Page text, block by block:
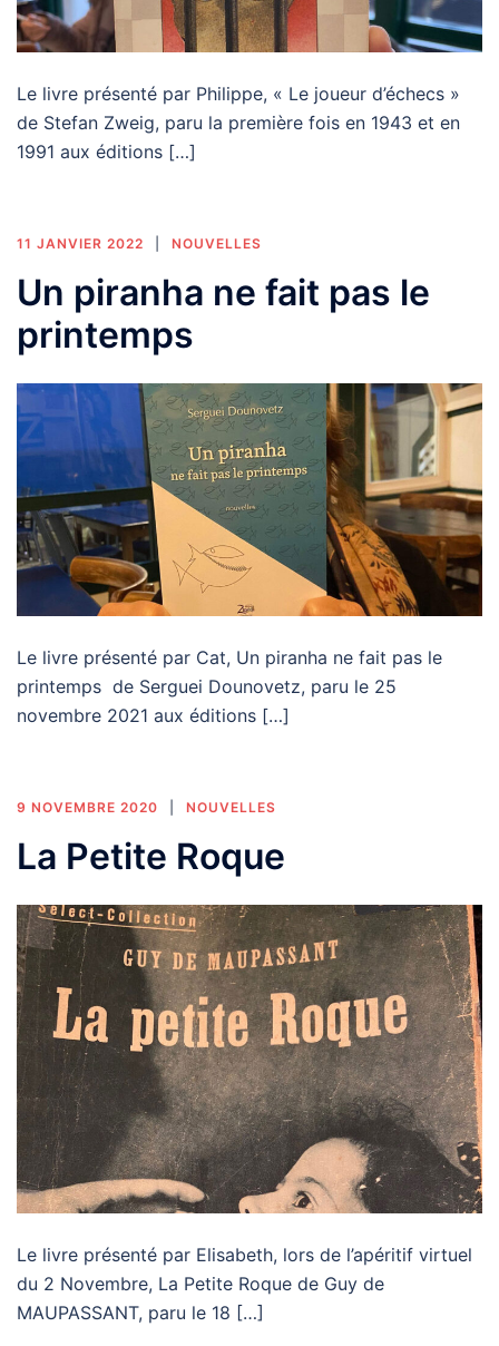
Le livre présenté par Philippe, « Le joueur d’échecs »
de Stefan Zweig, paru la première fois en 1943 et en
1991 aux éditions […]
11 JANVIER 2022 NOUVELLES
Un piranha ne fait pas le
printemps
Le livre présenté par Cat, Un piranha ne fait pas le
printemps de Serguei Dounovetz, paru le 25
novembre 2021 aux éditions […]
9 NOVEMBRE 2020 NOUVELLES
La Petite Roque
Le livre présenté par Elisabeth, lors de l’apéritif virtuel
du 2 Novembre, La Petite Roque de Guy de
MAUPASSANT, paru le 18 […]